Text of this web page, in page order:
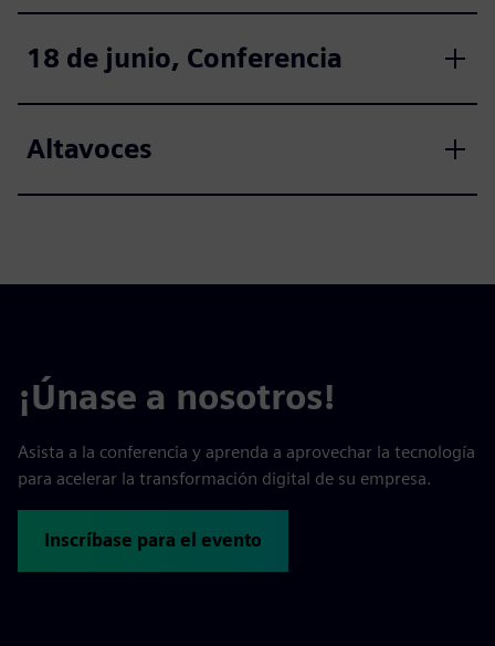
18 de junio, Conferencia
Altavoces
¡Únase a nosotros!
Asista a la conferencia y aprenda a aprovechar la tecnología
para acelerar la transformación digital de su empresa.
Inscríbase para el evento